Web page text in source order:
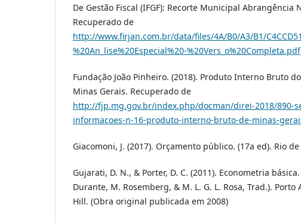
De Gestão Fiscal (IFGF): Recorte Municipal Abrangência
Recuperado de
http://www.firjan.com.br/data/files/4A/B0/A3/B1/
%20An_lise%20Especial%20-%20Vers_o%20Completa.pdf
Fundação João Pinheiro. (2018). Produto Interno Bruto
Minas Gerais. Recuperado de
http://fjp.mg.gov.br/index.php/docman/direi-2018/890-
informacoes-n-16-produto-interno-bruto-de-minas-
Giacomoni, J. (2017). Orçamento público. (17a ed). Rio
Gujarati, D. N., & Porter, D. C. (2011). Econometria
Durante, M. Rosemberg, & M. L. G. L. Rosa, Trad.). Porto
Hill. (Obra original publicada em 2008)